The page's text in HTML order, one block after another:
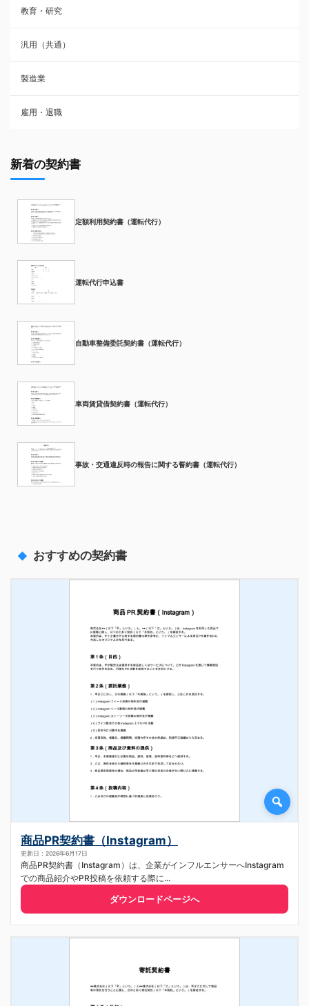
教育・研究
汎用（共通）
製造業
雇用・退職
新着の契約書
定額利用契約書（運転代行）
運転代行申込書
自動車整備委託契約書（運転代行）
車両賃貸借契約書（運転代行）
事故・交通違反時の報告に関する誓約書（運転代行）
おすすめの契約書
商品PR契約書（Instagram）
更新日：2026年6月17日
商品PR契約書（Instagram）は、企業がインフルエンサーへInstagram
での商品紹介やPR投稿を依頼する際に...
ダウンロードページへ